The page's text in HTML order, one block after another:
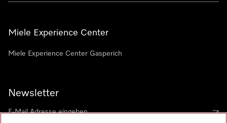
Miele Experience Center
Miele Experience Center Gasperich
Newsletter